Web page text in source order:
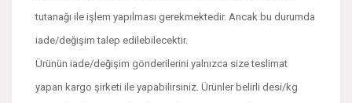
tutanağı ile işlem yapılması gerekmektedir. Ancak bu durumda
iade/değişim talep edilebilecektir.
Ürünün iade/değişim gönderilerini yalnızca size teslimat
yapan kargo şirketi ile yapabilirsiniz. Ürünler belirli desi/kg